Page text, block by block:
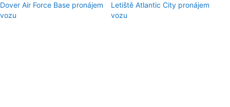
Dover Air Force Base pronájem
vozu
Letiště Atlantic City pronájem
vozu